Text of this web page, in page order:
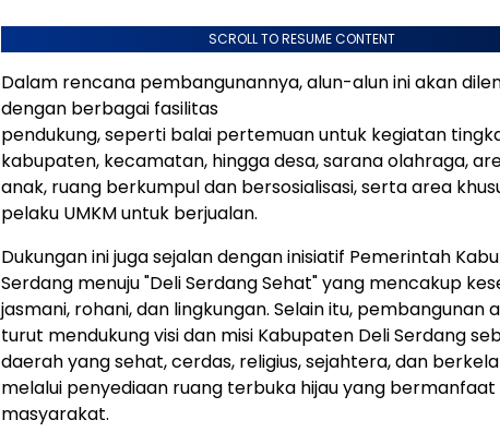
SCROLL TO RESUME CONTENT
Dalam rencana pembangunannya, alun-alun ini akan
dengan berbagai fasilitas
pendukung, seperti balai pertemuan untuk kegiatan
kabupaten, kecamatan, hingga desa, sarana olahraga,
anak, ruang berkumpul dan bersosialisasi, serta area
pelaku UMKM untuk berjualan.
Dukungan ini juga sejalan dengan inisiatif Pemerintah
Serdang menuju "Deli Serdang Sehat" yang mencakup
jasmani, rohani, dan lingkungan. Selain itu, pembangunan
turut mendukung visi dan misi Kabupaten Deli Serdang
daerah yang sehat, cerdas, religius, sejahtera, dan
melalui penyediaan ruang terbuka hijau yang bermanfaat
masyarakat.